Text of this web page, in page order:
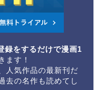
録をするだけで漫画1
ます！
人気作品の最新刊だ
去の名作も読めてし